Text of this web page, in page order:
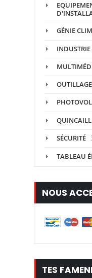
GÉNIE
INDUSTRIE
OUTILLAGE
SÉCURITÉ
TABLEAU
NOUS
TES